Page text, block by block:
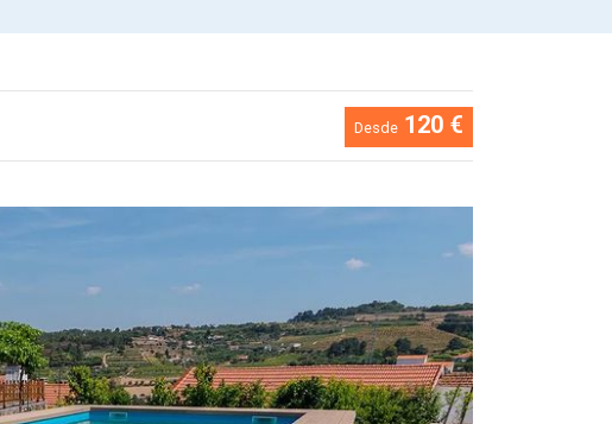
Desde 120 €